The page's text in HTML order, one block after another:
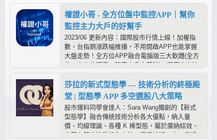
體！
權證小哥 - 全方位盤中監控APP｜幫你
監控主力大戶的好幫手
2023/06 更新內容：國際股市行情上線！加權指
數、台指期漲跌幅推播，不用開啟APP也能掌握
大盤走勢！全方位APP融合電腦版三大軟體(全方
位、主力收購表、玩家大戶大蒐秘)，獨家主力流
水牆，幫助您一眼看出主力盤中多空方向！(本商
品不含PC軟體)
莎拉的新式型態學 — 技術分析的終極殿
堂 | 型態學 APP 多空選股八大策略
股市爆料同學會達人：Sara Wang獨創的【新式
型態學】融合傳統技術分析各大優點，納入量
價、均線理論、各種 K 棒型態，屬於廣納綜效、
去蕪存菁的進階操作心法，適用於短、中、長線